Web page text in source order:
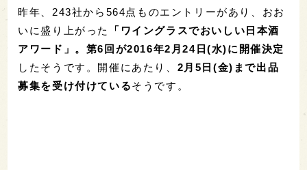
昨年、243社から564点ものエントリーがあり、おお
いに盛り上がった
「ワイングラスでおいしい日本酒
アワード」。第6回が2016年2月24日(水)に開催決定
したそうです。開催にあたり、 2月5日(金)まで出品
募集を受け付けているそうです。